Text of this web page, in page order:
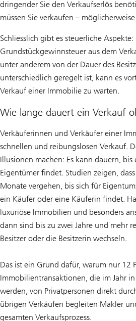
dringender Sie den Verkaufserlös
müssen Sie verkaufen –
Schliesslich gibt es steuerliche Aspekte:
Grundstückgewinnsteuer aus dem
unter anderem von der Dauer des
unterschiedlich geregelt ist, kann es
Verkauf einer Immobilie zu warten.
Wie lange dauert ein Verkauf
Verkäuferinnen und Verkäufer einer
schnellen und reibungslosen Verkauf.
Illusionen machen: Es kann dauern,
Eigentümer findet. Studien zeigen,
Monate vergehen, bis sich für
ein Käufer oder eine Käuferin findet.
luxuriöse Immobilien und besonders
dann sind bis zu zwei Jahre und mehr
Besitzer oder die Besitzerin wechseln.
Das ist ein Grund dafür, warum nur 12
Immobilientransaktionen, die im Jahr
werden, von Privatpersonen direkt
übrigen Verkäufen begleiten Makler
gesamten Verkaufsprozess.